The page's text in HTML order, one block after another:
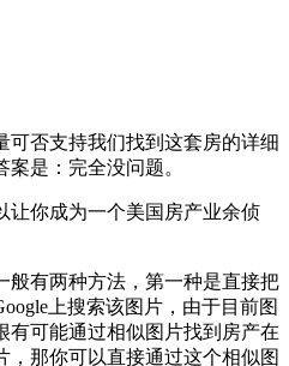
否支持我们找到这套房的详细
是：完全没问题。
你成为一个美国房产业余侦
有两种方法，第一种是直接把
上搜索该图片，由于目前图
有可能通过相似图片找到房产在
，那你可以直接通过这个相似图